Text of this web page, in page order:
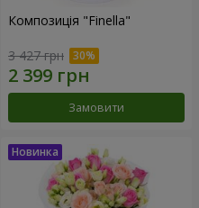
Композиція "Finella"
3 427 грн
Замовити